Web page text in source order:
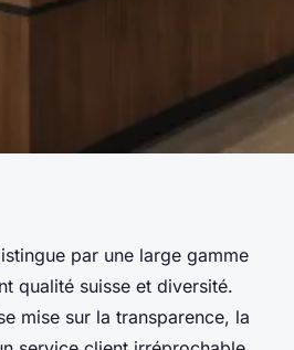
side story :
au rendez-
par une large gamme
qualité suisse et diversité.
mise sur la transparence, la